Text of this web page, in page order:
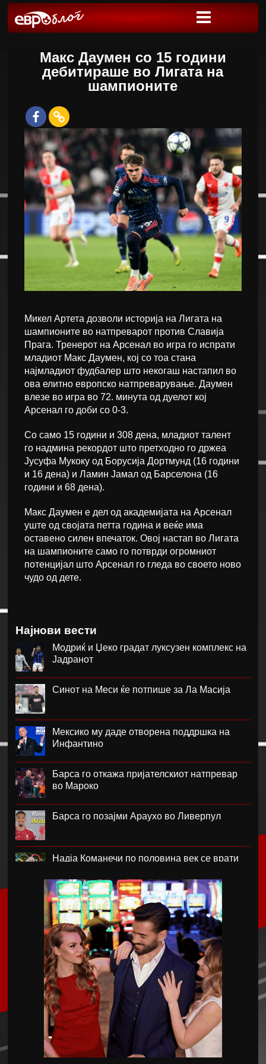
Макс Даумен со 15 години
дебитираше во Лигата на
шампионите
Микел Артета дозволи историја на Лигата на
шампионите во натпреварот против Славија
Прага. Тренерот на Арсенал во игра го испрати
младиот Макс Даумен, кој со тоа стана
најмладиот фудбалер што некогаш настапил во
ова елитно европско натпреварување. Даумен
влезе во игра во 72. минута од дуелот кој
Арсенал го доби со 0-3.
Со само 15 години и 308 дена, младиот талент
го надмина рекордот што претходно го држеа
Јусуфа Мукоку од Борусија Дортмунд (16 години
и 16 дена) и Ламин Јамал од Барселона (16
години и 68 дена).
Макс Даумен е дел од академијата на Арсенал
уште од својата петта година и веќе има
оставено силен впечаток. Овој настап во Лигата
на шампионите само го потврди огромниот
потенцијал што Арсенал го гледа во своето ново
чудо од дете.
Најнови вести
Модриќ и Џеко градат луксузен комплекс на
Јадранот
Синот на Меси ќе потпише за Ла Масија
Мексико му даде отворена поддршка на
Инфантино
Барса го откажа пријателскиот натпревар
во Мароко
Барса го позајми Араухо во Ливерпул
Надја Команечи по половина век се врати
ФК Пелистер со заштитен бренд по 81
година постоење !
Артета: Мојот Арсенал учи од грешките
Лука Зидан се раздели со Гранада
Џеронимо Рули е нов втор голман на Сити